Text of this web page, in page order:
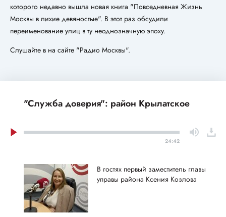
которого недавно вышла новая книга "Повседневная Жизнь
Москвы в лихие девяностые". В этот раз обсудили
переименование улиц в ту неоднозначную эпоху.
Слушайте в на сайте "Радио Москвы".
"Служба доверия": район Крылатское
24:42
В гостях первый заместитель главы
управы района Ксения Козлова